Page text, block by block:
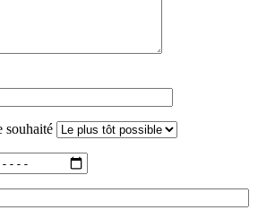
souhaité